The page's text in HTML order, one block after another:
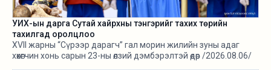
УИХ-ын дарга Сутай хайрхны тэнгэрийг тахих төрийн
тахилгад оролцлоо
XVII жарны “Сүрээр дарагч” гал морин жилийн зуны адаг
хөхөгчин хонь сарын 23-ны өлзий дэмбэрэлтэй өдөр /2026.08.06/